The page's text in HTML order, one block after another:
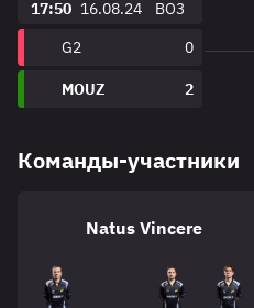
17:50 16.08.24
BO3
G2
0
MOUZ 2
Команды-участники
Natus Vincere